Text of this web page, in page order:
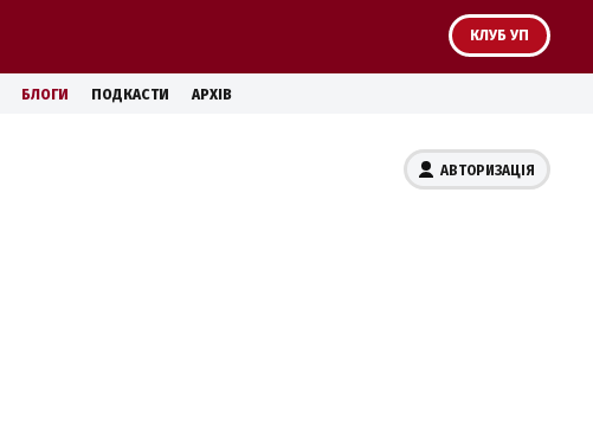
КЛУБ УП
БЛОГИ ПОДКАСТИ АРХІВ
АВТОРИЗАЦІЯ